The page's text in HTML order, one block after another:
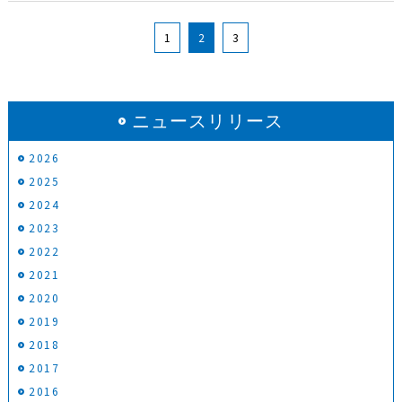
1 2 3
ニュースリリース
2026
2025
2024
2023
2022
2021
2020
2019
2018
2017
2016